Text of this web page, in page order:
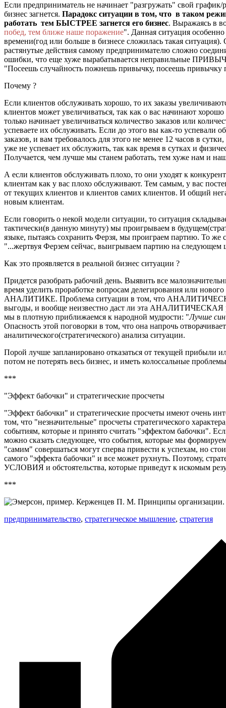
Если предприниматель не начинает "разгружать" свой
бизнес загнется. Парадокс ситуации в том, что в таком
работать тем БЫСТРЕЕ загнется его бизнес. Выражаясь в
побед, тем ближе наше поражение". Данная ситуация
времени(год или больше в бизнесе сложилась такая ситуация).
растянутые действия самому предпринимателю сложно
ошибки, что еще хуже вырабатывается неправильные
"Посеешь случайность пожнешь привычку, посеешь привычку
Почему ?
Если клиентов обслуживать хорошо, то их заказы
клиентов может увеличиваться, так как о вас начинают
только начинает увеличиваться количество заказов или
успеваете их обслуживать. Если до этого вы как-то успевали
заказов, и вам требовалось для этого не менее 12 часов в
уже не успевает их обслужить, так как время в сутках и
Получается, чем лучше мы станем работать, тем хуже нам и
А если клиентов обслуживать плохо, то они уходят к
клиентам как у вас плохо обслуживают. Тем самым, у вас
от текущих клиентов и клиентов самих клиентов. И общий
новым клиентам.
Если говорить о некой модели ситуации, то ситуация
тактически(в данную минуту) мы проигрываем в
языке, пытаясь сохранить Ферзя, мы проиграем партию. То же
"...жертвуя Ферзем сейчас, выигрываем партию на следующем
Как это проявляется в реальной бизнес ситуации ?
Придется разобрать рабочий день. Выявить все
время уделить проработке вопросам делегирования или
АНАЛИТИКЕ. Проблема ситуации в том, что
выгоды, и вообще неизвестно даст ли эта АНАЛИТИЧЕСКАЯ
мы в плотную приближаемся к народной мудрости: "Лучше
Опасность этой поговорки в том, что она напрочь
аналитического(стратегического) анализа ситуации.
Порой лучше запланировано отказаться от текущей прибыли
потом не потерять весь бизнес, и иметь колоссальные
***
"Эффект бабочки" и стратегические просчеты
"Эффект бабочки" и стратегические просчеты имеют очень
том, что "незначительные" просчеты стратегического
событиям, которые и принято считать "эффектом бабочки".
можно сказать следующее, что события, которые мы
"самим" совершаться могут сперва привести к успехам, но
самого "эффекта бабочки" и все может рухнуть. Поэтому,
УСЛОВИЯ и обстоятельства, которые приведут к искомым
***
предпринимательство, стратегическое мышление, стратегия